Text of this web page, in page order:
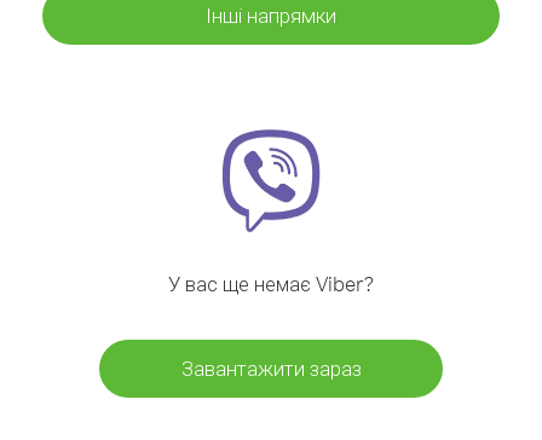
Інші напрямки
У вас ще немає Viber?
Завантажити зараз